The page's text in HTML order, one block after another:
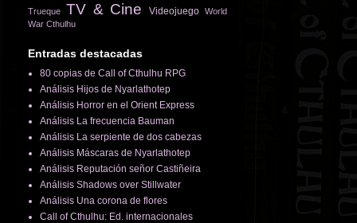
Trueque TV & Cine Videojuego World
War Cthulhu
Entradas destacadas
80 copias de Call of Cthulhu RPG
Análisis Hijos de Nyarlathotep
Análisis Horror en el Orient Express
Análisis La frecuencia Bauman
Análisis La serpiente de dos cabezas
Análisis Máscaras de Nyarlathotep
Análisis Reputación señor Castiñeira
Análisis Shadows over Stillwater
Análisis Una corona de flores
Call of Cthulhu: Ed. internacionales